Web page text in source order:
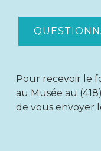
Pour recevoir le
au Musée au
de vous envoyer